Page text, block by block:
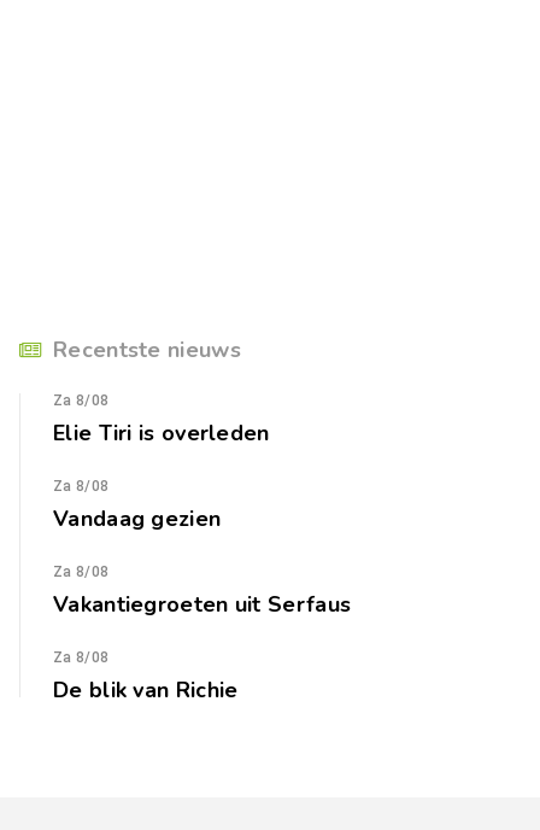
Recentste nieuws
Za 8/08
Elie Tiri is overleden
Za 8/08
Vandaag gezien
Za 8/08
Vakantiegroeten uit Serfaus
Za 8/08
De blik van Richie